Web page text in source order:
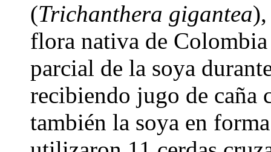
(Trichanthera gigantea
flora nativa de
parcial de la soya
recibiendo jugo de caña
también la soya en